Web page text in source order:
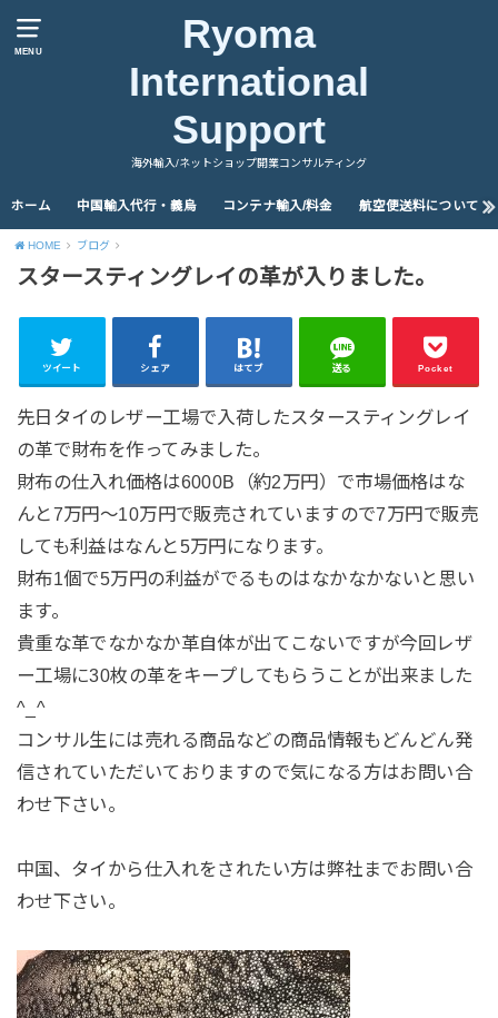
MENU
Ryoma
International
Support
海外輸入/ネットショップ開業コンサルティング
ホーム 中国輸入代行・義烏 コンテナ輸入/料金 航空便送料について
HOME ブログ
スタースティングレイの革が入りました。
ツイート シェア はてブ 送る Pocket
先日タイのレザー工場で入荷したスタースティングレイ
の革で財布を作ってみました。
財布の仕入れ価格は6000B（約2万円）で市場価格はな
んと7万円〜10万円で販売されていますので7万円で販売
しても利益はなんと5万円になります。
財布1個で5万円の利益がでるものはなかなかないと思い
ます。
貴重な革でなかなか革自体が出てこないですが今回レザ
ー工場に30枚の革をキープしてもらうことが出来ました
^_^
コンサル生には売れる商品などの商品情報もどんどん発
信されていただいておりますので気になる方はお問い合
わせ下さい。
中国、タイから仕入れをされたい方は弊社までお問い合
わせ下さい。